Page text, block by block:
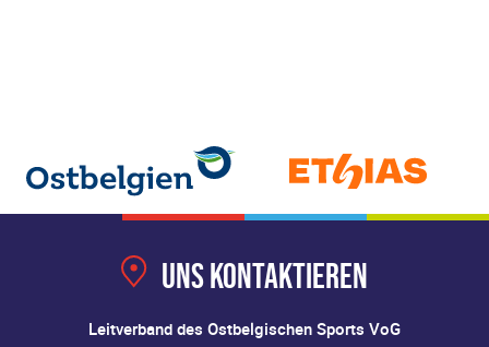
Uns kontaktieren
Leitverband des Ostbelgischen Sports VoG